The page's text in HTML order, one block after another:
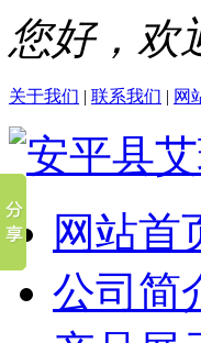
您好，欢
关于我们 | 联系我们 | 网
网站首
公司简